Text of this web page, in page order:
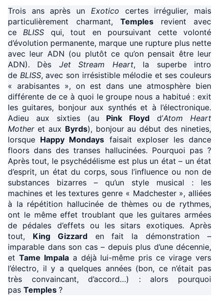
Trois ans après un Exotico
certes irrégulier, mais
particulièrement charmant,
Temples
revient avec
ce
BLISS
qui, tout en poursuivant cette volonté
d’évolution permanente, marque une rupture plus nette
avec leur ADN (ou plutôt ce qu’on pensait être leur
ADN). Dès
Jet Stream Heart, la superbe intro
de BLISS, avec son irrésistible mélodie et ses couleurs
« arabisantes », on est dans une atmosphère bien
différente de ce à quoi le groupe nous a habitué : exit
les guitares, bonjour aux synthés et à l’électronique.
Adieu aux sixties (au
Pink Floyd d’Atom Heart
Mother et aux Byrds), bonjour au début des nineties,
lorsque Happy Mondays faisait exploser les dance
floors dans des transes hallucinées. Pourquoi pas ?
Après tout, le psychédélisme est plus un état – un état
d’esprit, un état du corps, sous l’influence ou non de
substances bizarres – qu’un style musical : les
machines et les textures genre « Madchester », alliées
à la répétition hallucinée de thèmes ou de rythmes,
ont le même effet troublant que les guitares armées
de pédales d’effets ou les sitars exotiques. Après
tout,
King Gizzard
en fait la démonstration –
imparable dans son cas – depuis plus d’une décennie,
et Tame Impala a déjà lui-même pris ce virage vers
l’électro, il y a quelques années (bon, ce n’était pas
très convaincant, d’accord…) : alors pourquoi
pas Temples ?